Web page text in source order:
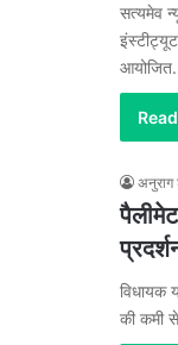
सत्यमेव
अनुराग
विधायक
की कमी